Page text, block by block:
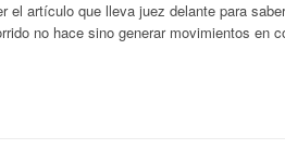
el artículo que lleva juez delante para
no hace sino generar movimientos en